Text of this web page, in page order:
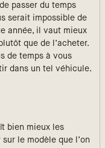
passer du temps
serait impossible de
année, il vaut mieux
que de l’acheter.
de temps à vous
dans un tel véhicule.
bien mieux les
le modèle que l’on